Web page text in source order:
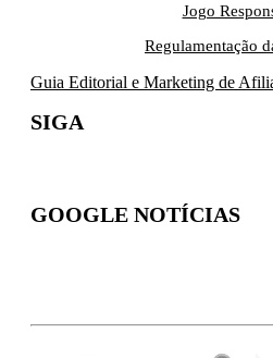
Jogo
Regulamentação
Guia Editorial e Marketing de
SIGA
GOOGLE NOTÍCIAS